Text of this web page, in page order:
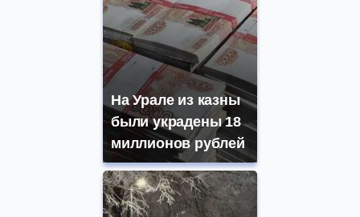
На Урале из казны
были украдены 18
миллионов рублей